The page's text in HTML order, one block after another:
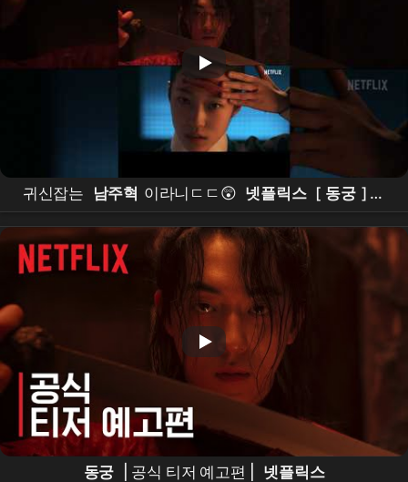
귀신잡는 남주혁 이라니ㄷㄷ😲 넷플릭스 [ 동궁 ] 티
저 예고편 공개 # 남주혁 # 노윤서 # 조승우 #장 영
남 #namjoohyuk
동궁 | 공식 티저 예고편 | 넷플릭스